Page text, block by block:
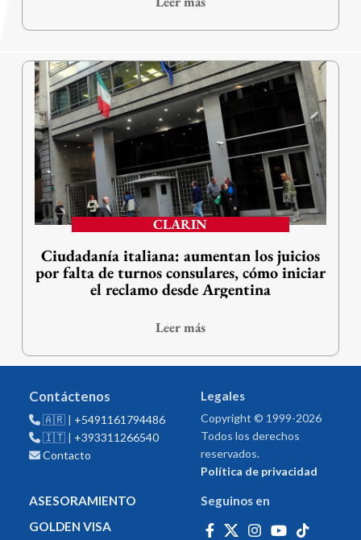
CLARIN
Ciudadanía italiana: aumentan los juicios
por falta de turnos consulares, cómo iniciar
el reclamo desde Argentina
Leer más
Contáctenos
🇦🇷 | +5491161794486
🇮🇹 | +393311266540
Contacto
Legales
Copyright © 1999-2026
Todos los derechos
reservados.
Política de privacidad
ASESORAMIENTO
GOLDEN VISA
Seguinos en